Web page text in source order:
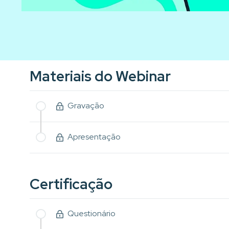
Materiais do Webinar
Gravação
Apresentação
Certificação
Questionário